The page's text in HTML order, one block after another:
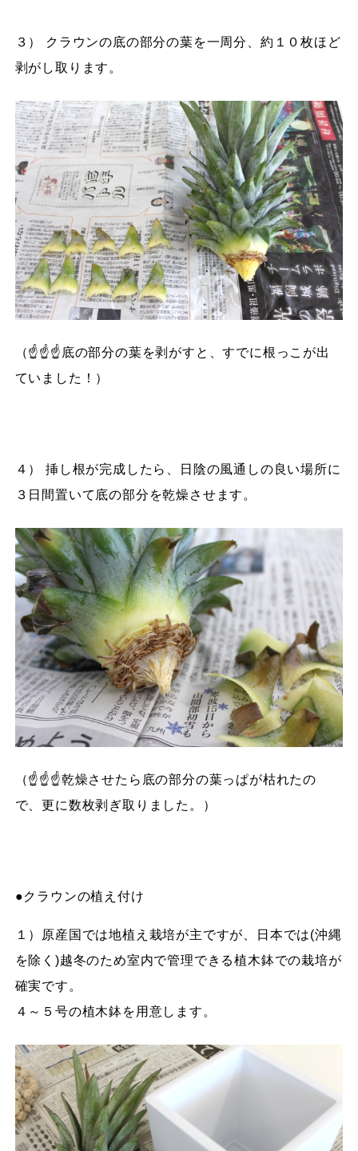
３） クラウンの底の部分の葉を一周分、約１０枚ほど
剥がし取ります。
（☝☝☝底の部分の葉を剥がすと、すでに根っこが出
ていました！）
４） 挿し根が完成したら、日陰の風通しの良い場所に
３日間置いて底の部分を乾燥させます。
（☝☝☝乾燥させたら底の部分の葉っぱが枯れたの
で、更に数枚剥ぎ取りました。）
●クラウンの植え付け
１）原産国では地植え栽培が主ですが、日本では(沖縄
を除く)越冬のため室内で管理できる植木鉢での栽培が
確実です。
４～５号の植木鉢を用意します。